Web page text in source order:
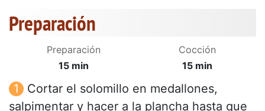
Preparación
Preparación
15 min
Cocción
15 min
Cortar el solomillo en medallones,
salpimentar y hacer a la plancha hasta que